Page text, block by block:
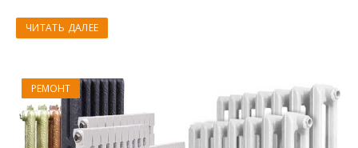
ЧИТАТЬ ДАЛЕЕ
РЕМОНТ